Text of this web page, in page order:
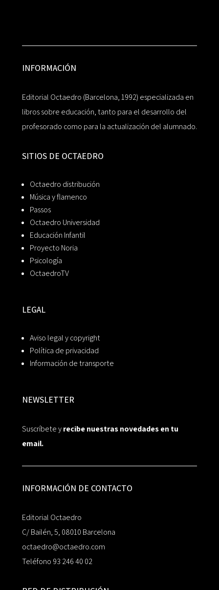
INFORMACIÓN
Editorial Octaedro (Barcelona, 1992) especializada en
libros sobre educación, tanto para el desarrollo del
profesorado como para la actualización del alumnado.
SITIOS DE OCTAEDRO
Octaedro distribución
Música y flamenco
Passos
Octaedro Universidad
Educación Infantil
Proyecto Noria
Psicología
OctaedroTV
LEGAL
Aviso legal y copyright
Política de privacidad
Información de transporte
NEWSLETTER
Suscríbete yrecibe nuestras novedades en tu
email.
INFORMACIÓN DE CONTACTO
Editorial Octaedro
C/ Bailén, 5, 08010 Barcelona
octaedro@octaedro.com
Teléfono 93 246 40 02